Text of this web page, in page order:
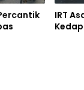
IRT